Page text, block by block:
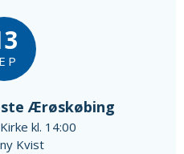
Ærøskøbing
kl. 14:00
Kvist